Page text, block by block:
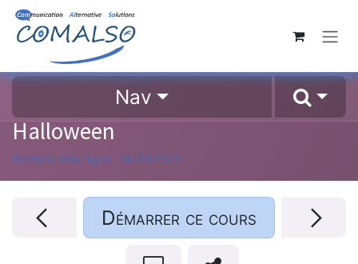
Se rendre au contenu
Nav
Halloween
Dernière mise à jour : 06/10/2025
Démarrer ce cours